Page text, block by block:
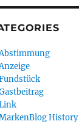
History